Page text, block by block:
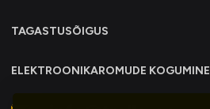
TAGASTUSÕIGUS
ELEKTROONIKAROMUDE KOGUMINE